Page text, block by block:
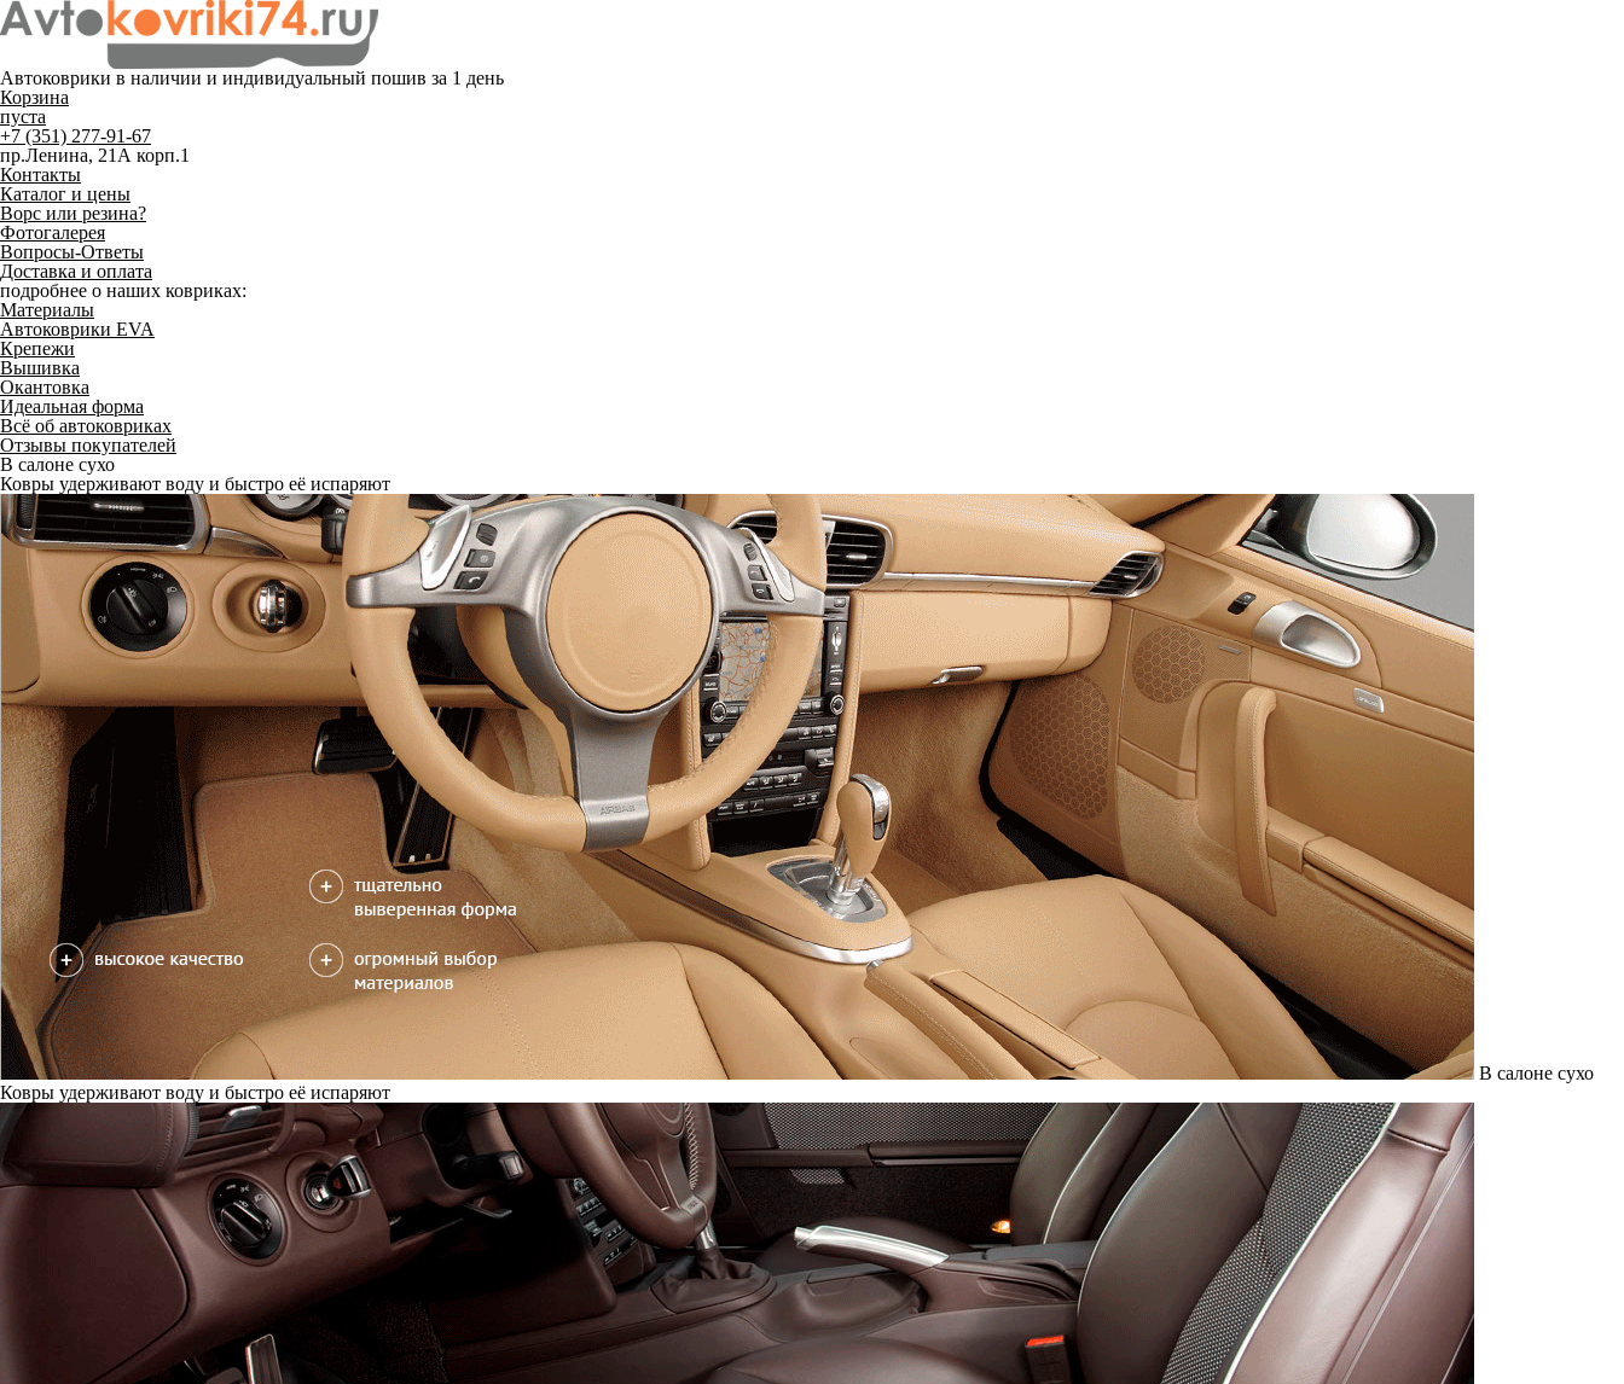
Автоковрики в наличии и индивидуальный пошив за 1 день
Корзина
пуста
+7 (351) 277-91-67
пр.Ленина, 21А корп.1
Контакты
Каталог и цены
Ворс или резина?
Фотогалерея
Вопросы-Ответы
Доставка и оплата
подробнее о наших ковриках:
Материалы
Автоковрики EVA
Крепежи
Вышивка
Окантовка
Идеальная форма
Всё об автоковриках
Отзывы покупателей
В салоне сухо
Ковры удерживают воду и быстро её испаряют
В салоне сухо
Ковры удерживают воду и быстро её испаряют